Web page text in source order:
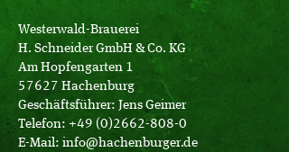
Westerwald-Brauerei
H. Schneider GmbH & Co. KG
Am Hopfengarten 1
57627 Hachenburg
Geschäftsführer: Jens Geimer
Telefon: +49 (0)2662-808-0
E-Mail: info@hachenburger.de